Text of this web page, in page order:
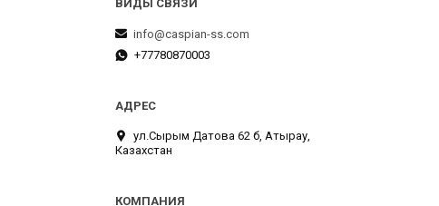
info@caspian-ss.com
+77780870003
ул.Сырым Датова 62 б, Атырау,
Казахстан